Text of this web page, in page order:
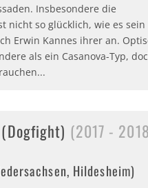
Insbesondere die
nicht so glücklich, wie es sein
Erwin Kannes ihrer an.
als ein Casanova-Typ,
(2017 -
Hildesheim)